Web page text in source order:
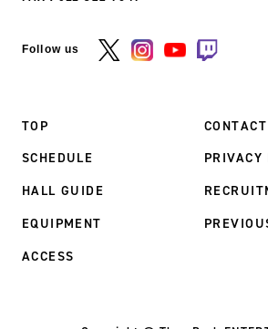
Follow us
TOP
SCHEDULE
HALL GUIDE
EQUIPMENT
ACCESS
CONTACT
PRIVACY